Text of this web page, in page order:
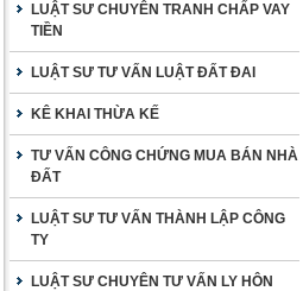
LUẬT SƯ CHUYÊN TRANH CHẤP VAY
TIỀN
LUẬT SƯ TƯ VẤN LUẬT ĐẤT ĐAI
KÊ KHAI THỪA KẾ
TƯ VẤN CÔNG CHỨNG MUA BÁN NHÀ
ĐẤT
LUẬT SƯ TƯ VẤN THÀNH LẬP CÔNG
TY
LUẬT SƯ CHUYÊN TƯ VẤN LY HÔN